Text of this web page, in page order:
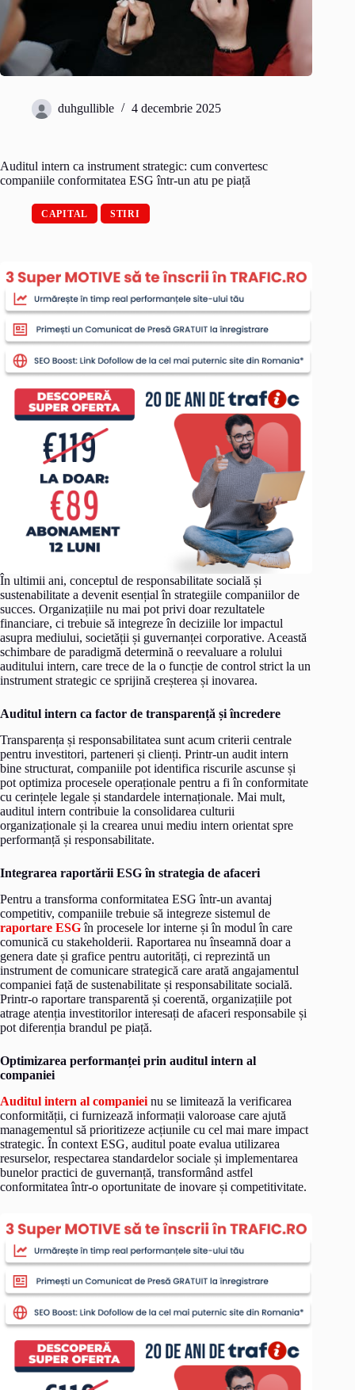
duhgullible 4 decembrie 2025
Auditul intern ca instrument strategic: cum convertesc
companiile conformitatea ESG într-un atu pe piață
CAPITAL STIRI
În ultimii ani, conceptul de responsabilitate socială și
sustenabilitate a devenit esențial în strategiile companiilor de
succes. Organizațiile nu mai pot privi doar rezultatele
financiare, ci trebuie să integreze în deciziile lor impactul
asupra mediului, societății și guvernanței corporative. Această
schimbare de paradigmă determină o reevaluare a rolului
auditului intern, care trece de la o funcție de control strict la un
instrument strategic ce sprijină creșterea și inovarea.
Auditul intern ca factor de transparență și încredere
Transparența și responsabilitatea sunt acum criterii centrale
pentru investitori, parteneri și clienți. Printr-un audit intern
bine structurat, companiile pot identifica riscurile ascunse și
pot optimiza procesele operaționale pentru a fi în conformitate
cu cerințele legale și standardele internaționale. Mai mult,
auditul intern contribuie la consolidarea culturii
organizaționale și la crearea unui mediu intern orientat spre
performanță și responsabilitate.
Integrarea raportării ESG în strategia de afaceri
Pentru a transforma conformitatea ESG într-un avantaj
competitiv, companiile trebuie să integreze sistemul de
raportare ESGîn procesele lor interne și în modul în care
comunică cu stakeholderii. Raportarea nu înseamnă doar a
genera date și grafice pentru autorități, ci reprezintă un
instrument de comunicare strategică care arată angajamentul
companiei față de sustenabilitate și responsabilitate socială.
Printr-o raportare transparentă și coerentă, organizațiile pot
atrage atenția investitorilor interesați de afaceri responsabile și
pot diferenția brandul pe piață.
Optimizarea performanței prin auditul intern al
companiei
Auditul intern al companiei nu se limitează la verificarea
conformității, ci furnizează informații valoroase care ajută
managementul să prioritizeze acțiunile cu cel mai mare impact
strategic. În context ESG, auditul poate evalua utilizarea
resurselor, respectarea standardelor sociale și implementarea
bunelor practici de guvernanță, transformând astfel
conformitatea într-o oportunitate de inovare și competitivitate.